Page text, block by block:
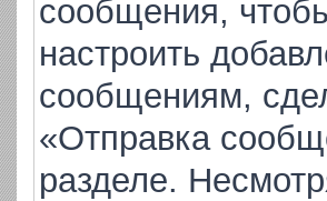
сообщения,
настроить
сообщениям,
«Отправка
разделе.